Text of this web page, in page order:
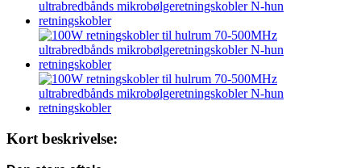
Kort beskrivelse: